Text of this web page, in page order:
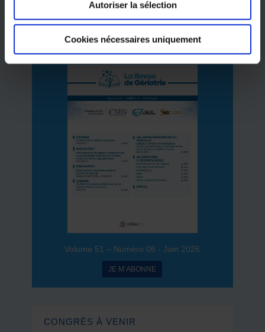
Autoriser la sélection
Cookies nécessaires uniquement
Volume 51 – Numéro 06 - Juin 2026
JE M’ABONNE
CONGRÈS À VENIR